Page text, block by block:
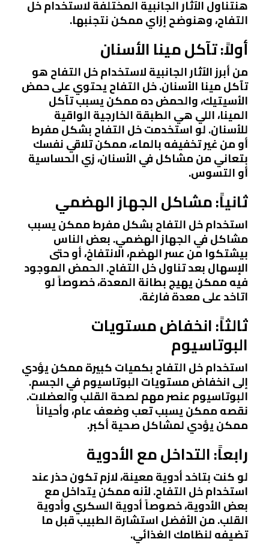
هنتناول الآثار الجانبية المختلفة لاستخدام خل
التفاح، وهنوضح إزاي ممكن نتجنبها.
أولاً: تآكل مينا الأسنان
من أبرز الآثار الجانبية لاستخدام خل التفاح هو
تآكل مينا الأسنان. خل التفاح يحتوي على حمض
الأسيتيك، والحمض ده ممكن يسبب تآكل
المينا، اللي هي الطبقة الخارجية الواقية
للأسنان. لو استخدمت خل التفاح بشكل مفرط
أو من غير تخفيفه بالماء، ممكن تلاقي نفسك
بتعاني من مشاكل في الأسنان، زي الحساسية
أو التسوس.
ثانياً: مشاكل الجهاز الهضمي
استخدام خل التفاح بشكل مفرط ممكن يسبب
مشاكل في الجهاز الهضمي. بعض الناس
بيشتكوا من عسر الهضم، الانتفاخ، أو حتى
الإسهال بعد تناول خل التفاح. الحمض الموجود
فيه ممكن يهيج بطانة المعدة، خصوصاً لو
اتاخد على معدة فارغة.
ثالثاً: انخفاض مستويات
البوتاسيوم
استخدام خل التفاح بكميات كبيرة ممكن يؤدي
إلى انخفاض مستويات البوتاسيوم في الجسم.
البوتاسيوم عنصر مهم لصحة القلب والعضلات.
نقصه ممكن يسبب تعب وضعف عام، وأحياناً
ممكن يؤدي لمشاكل صحية أكبر.
رابعاً: التداخل مع الأدوية
لو كنت بتاخد أدوية معينة، لازم تكون حذر عند
استخدام خل التفاح. لأنه ممكن يتداخل مع
بعض الأدوية، خصوصاً أدوية السكري وأدوية
القلب. من الأفضل استشارة الطبيب قبل ما
تضيفه لنظامك الغذائي.